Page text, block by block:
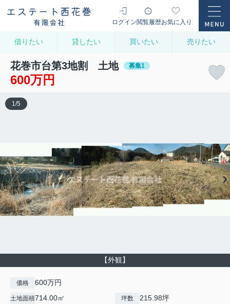
ログイン閲覧履歴お気に入り
借りたい 貸したい 買いたい 売りたい
花巻市台第3地割 土地 募集1
600万円
【外観】
1 /5
価格 600万円
土地面積714.00㎡ 坪数 215.98坪